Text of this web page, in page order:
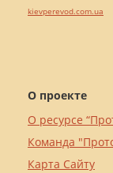
О проекте
О ресурсе
Команда
Карта Сайту
kievperevod.com.ua